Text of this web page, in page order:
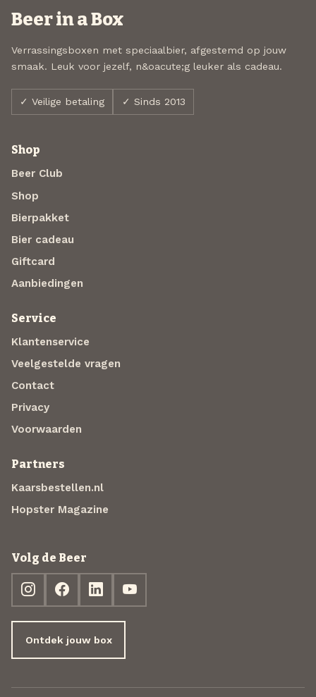
Beer in a Box
Verrassingsboxen met speciaalbier, afgestemd op jouw
smaak. Leuk voor jezelf, n&oacute;g leuker als cadeau.
✓ Veilige betaling ✓ Sinds 2013
Shop
Beer Club
Shop
Bierpakket
Bier cadeau
Giftcard
Aanbiedingen
Service
Klantenservice
Veelgestelde vragen
Contact
Privacy
Voorwaarden
Partners
Kaarsbestellen.nl
Hopster Magazine
Volg de Beer
Ontdek jouw box